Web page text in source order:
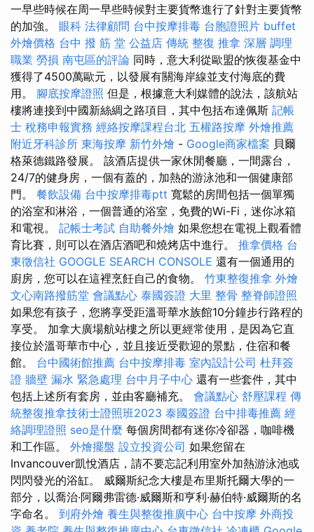
一早些時候在周一早些時候對主要貨幣進行了針對主要貨幣
的加強。 眼科 法律顧問 台中按摩排毒 台胞證照片 buffet
外燴價格 台中 撥 筋 堂 公益店 傳統 整復 推拿 深層 調理
職業 勞損 南屯區的評論 同時，意大利從歐盟的恢復基金中
獲得了4500萬歐元，以發展有關海岸線並支付海底的費
用。 腳底按摩證照 但是，根據意大利媒體的說法，該航站
樓將連接到中國新絲綢之路項目，其中包括布達佩斯 記帳
士 稅務申報實務 經絡按摩課程台北 五權路按摩 外燴推薦
附近牙科診所 東海按摩 新竹外燴 - Google商家檔案 貝爾
格萊德鐵路發展。 該酒店提供一家休閒餐廳，一間露台，
24/7的健身房，一個有蓋的，加熱的游泳池和一個健康部
門。 餐飲設備 台中按摩排毒ptt 寬鬆的房間包括一個單獨
的浴室和淋浴，一個普通的浴室，免費的Wi-Fi，迷你冰箱
和電視。 記帳士考試 自助餐外燴 如果您想在電視上觀看體
育比賽，則可以在酒店酒吧和燒烤店中進行。 推拿價格 台
東徵信社 GOOGLE SEARCH CONSOLE 還有一個通用的
廚房，您可以在這裡烹飪自己​​的食物。 竹東整復推拿 外燴
文心南路撥筋堂 會議點心 泰國簽證 大里 整骨 整脊師證照
如果您有孩子，您將享受距溫哥華水族館10分鐘步行路程的
享受。 加拿大廣場航站樓之所以更經常使用，是因為它直
接位於溫哥華市中心，並且接近受歡迎的景點，住宿和餐
館。 台中國術館推薦 台中按摩排毒 室內設計公司 杜拜簽
證 牆壁 漏水 緊急處理 台中月子中心 還有一些套件，其中
包括上述所有套房，並由客廳補充。 會議點心 舒壓課程 傳
統整復推拿技術士證照班2023 泰國簽證 台中排毒推薦 經
絡調理證照 seo是什麼 每個房間都有迷你冷卻器，咖啡機
和工作區。 外燴擺盤 設立投資公司 如果您留在
Invancouver凱悅酒店，請不要忘記利用室外加熱游泳池或
閃閃發光的浴缸。 威爾斯紀念大樓是布里斯托爾大學的一
部分，以喬治·阿爾弗雷德·威爾斯和亨利·赫伯特·威爾斯的名
字命名。 到府外燴 養生與整復推廣中心 台中按摩 外商投